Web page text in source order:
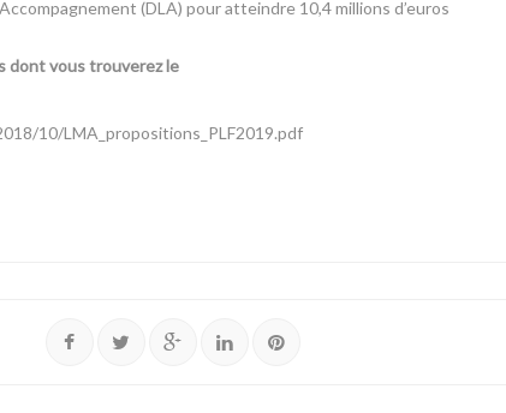
(DLA) pour atteindre 10,4 millions d’euros
dont vous trouverez le
10/LMA_propositions_PLF2019.pdf